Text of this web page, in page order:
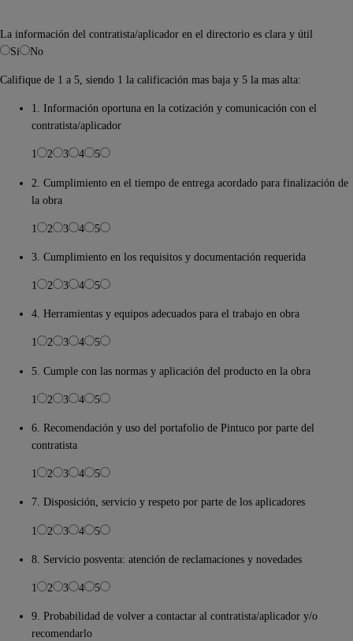
La información del contratista/aplicador en el directorio es clara y útil
Si
No
Califique de 1 a 5, siendo 1 la calificación mas baja y 5 la mas alta:
1. Información oportuna en la cotización y comunicación con el
contratista/aplicador
1 2 3 4 5
2. Cumplimiento en el tiempo de entrega acordado para finalización de
la obra
1 2 3 4 5
3. Cumplimiento en los requisitos y documentación requerida
1 2 3 4 5
4. Herramientas y equipos adecuados para el trabajo en obra
1 2 3 4 5
5. Cumple con las normas y aplicación del producto en la obra
1 2 3 4 5
6. Recomendación y uso del portafolio de Pintuco por parte del
contratista
1 2 3 4 5
7. Disposición, servicio y respeto por parte de los aplicadores
1 2 3 4 5
8. Servicio posventa: atención de reclamaciones y novedades
1 2 3 4 5
9. Probabilidad de volver a contactar al contratista/aplicador y/o
recomendarlo